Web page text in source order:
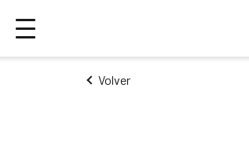
Volver